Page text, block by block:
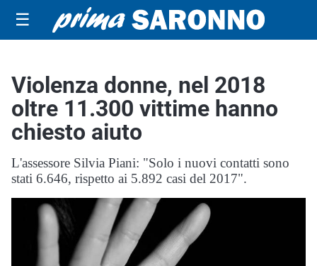
☰
Violenza donne, nel 2018
oltre 11.300 vittime hanno
chiesto aiuto
L'assessore Silvia Piani: "Solo i nuovi contatti sono
stati 6.646, rispetto ai 5.892 casi del 2017".